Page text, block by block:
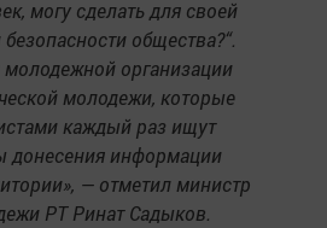
могу сделать для своей
общества?“.
организации
молодежи, которые
каждый раз ищут
донесения информации
— отметил министр
РТ Ринат Садыков.